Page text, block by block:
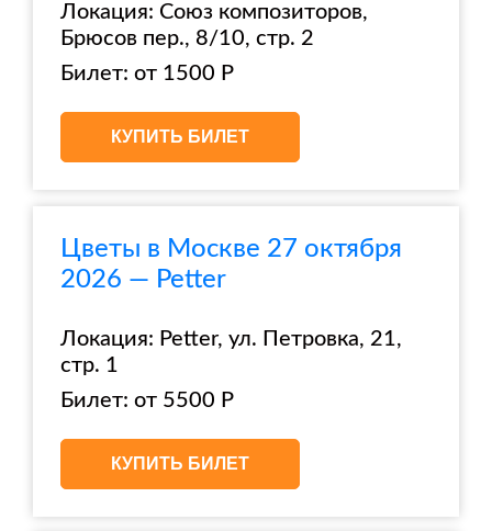
Локация: Союз композиторов,
Брюсов пер., 8/10, стр. 2
Билет: от 1500 Р
КУПИТЬ БИЛЕТ
Цветы в Москве 27 октября
2026 — Petter
Локация: Petter, ул. Петровка, 21,
стр. 1
Билет: от 5500 Р
КУПИТЬ БИЛЕТ